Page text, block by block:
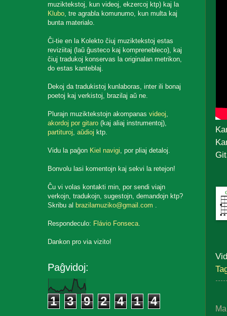
muziktekstoj, kun videoj, ekzercoj ktp) kaj la
Klubo, tre agrabla komunumo, kun multa kaj
bunta materialo.
Ĉi-tie en la Kolekto ĉiuj muziktekstoj estas
reviziitaj (laŭ ĝusteco kaj komprenebleco), kaj
ĉiuj tradukoj konservas la originalan metrikon,
do estas kanteblaj.
Dekoj da tradukistoj kunlaboras, inter ili bonaj
poetoj kaj verkistoj, brazilaj aŭ ne.
Plurajn muziktekstojn akompanasvideoj,
akordoj por gitaro (kaj aliaj instrumentoj),
partituroj,aŭdioj ktp.
Vidu la paĝon Kiel navigi, por pliaj detaloj.
Bonvolu lasi komentojn kaj sekvi la retejon!
Ĉu vi volas kontakti min, por sendi viajn
verkojn, tradukojn, sugestojn, demandojn ktp?
Skribu al brazilamuziko@gmail.com .
Respondeculo: Flávio Fonseca.
Dankon pro via vizito!
Paĝvidoj:
1 3 9 2 4 1 4